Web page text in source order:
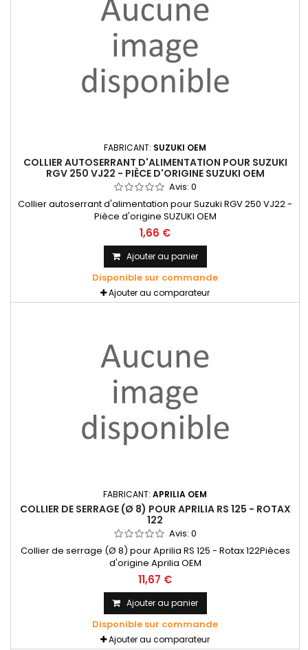
FABRICANT: SUZUKI OEM
COLLIER AUTOSERRANT D'ALIMENTATION POUR SUZUKI
RGV 250 VJ22 - PIÈCE D'ORIGINE SUZUKI OEM
Avis: 0
Collier autoserrant d'alimentation pour Suzuki RGV 250 VJ22 -
Pièce d'origine SUZUKI OEM
1,66 €
Ajouter au panier
Disponible sur commande
Ajouter au comparateur
FABRICANT: APRILIA OEM
COLLIER DE SERRAGE (Ø 8) POUR APRILIA RS 125 - ROTAX
122
Avis: 0
Collier de serrage (Ø 8) pour Aprilia RS 125 - Rotax 122Pièces
d'origine Aprilia OEM
11,67 €
Ajouter au panier
Disponible sur commande
Ajouter au comparateur